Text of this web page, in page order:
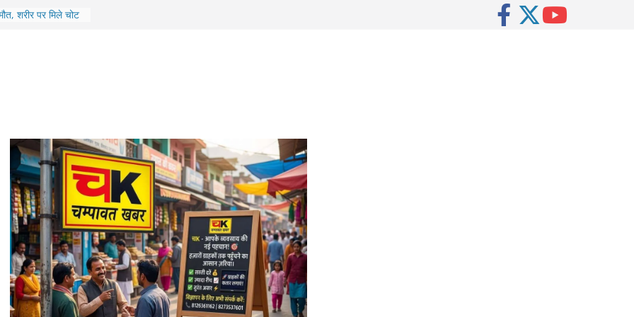
दुष्कर्म का
को दिए मदद के निर्देश
में सियासी
पर बैठे कांग्रेस नेता
Guinness World